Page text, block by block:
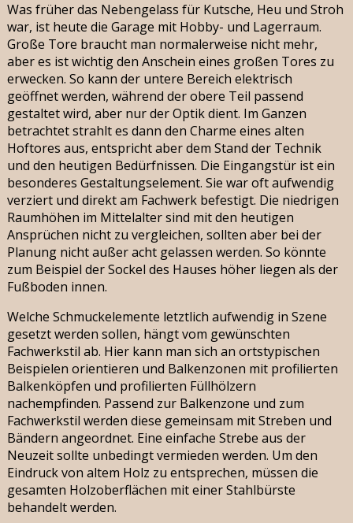
Was früher das Nebengelass für Kutsche, Heu und Stroh
war, ist heute die Garage mit Hobby- und Lagerraum.
Große Tore braucht man normalerweise nicht mehr,
aber es ist wichtig den Anschein eines großen Tores zu
erwecken. So kann der untere Bereich elektrisch
geöffnet werden, während der obere Teil passend
gestaltet wird, aber nur der Optik dient. Im Ganzen
betrachtet strahlt es dann den Charme eines alten
Hoftores aus, entspricht aber dem Stand der Technik
und den heutigen Bedürfnissen. Die Eingangstür ist ein
besonderes Gestaltungselement. Sie war oft aufwendig
verziert und direkt am Fachwerk befestigt. Die niedrigen
Raumhöhen im Mittelalter sind mit den heutigen
Ansprüchen nicht zu vergleichen, sollten aber bei der
Planung nicht außer acht gelassen werden. So könnte
zum Beispiel der Sockel des Hauses höher liegen als der
Fußboden innen.
Welche Schmuckelemente letztlich aufwendig in Szene
gesetzt werden sollen, hängt vom gewünschten
Fachwerkstil ab. Hier kann man sich an ortstypischen
Beispielen orientieren und Balkenzonen mit profilierten
Balkenköpfen und profilierten Füllhölzern
nachempfinden. Passend zur Balkenzone und zum
Fachwerkstil werden diese gemeinsam mit Streben und
Bändern angeordnet. Eine einfache Strebe aus der
Neuzeit sollte unbedingt vermieden werden. Um den
Eindruck von altem Holz zu entsprechen, müssen die
gesamten Holzoberflächen mit einer Stahlbürste
behandelt werden.